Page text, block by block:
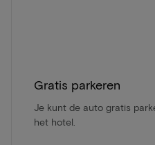
Gratis parkeren
Je kunt de auto gratis
het hotel.